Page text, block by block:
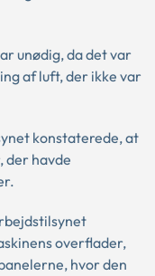
unødig, da det var
af luft, der ikke var
konstaterede, at
der havde
overflader,
hvor den